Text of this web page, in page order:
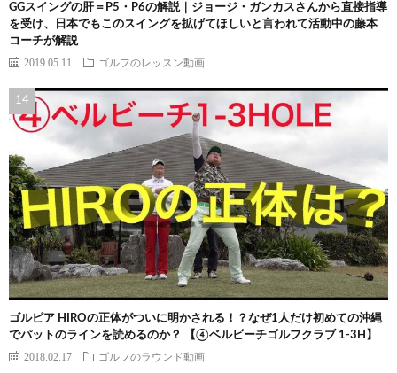
GGスイングの肝＝P5・P6の解説｜ジョージ・ガンカスさんから直接指導
を受け、日本でもこのスイングを拡げてほしいと言われて活動中の藤本
コーチが解説
2019.05.11 ゴルフのレッスン動画
ゴルピア HIROの正体がついに明かされる！？なぜ1人だけ初めての沖縄
でパットのラインを読めるのか？ 【④ベルビーチゴルフクラブ 1-3H】
2018.02.17 ゴルフのラウンド動画